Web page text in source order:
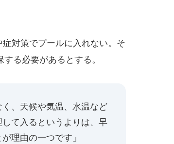
対策でプールに入れない。そ
る必要があるとする。
、天候や気温、水温など
て入るというよりは、早
理由の一つです」